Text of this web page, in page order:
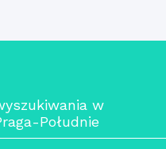
w
Południe